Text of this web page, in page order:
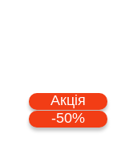
Акція
-50%